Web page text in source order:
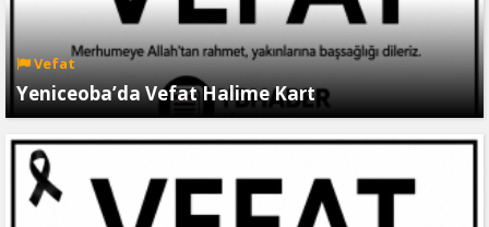
Vefat
Yeniceoba’da Vefat Halime Kart